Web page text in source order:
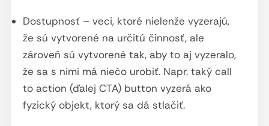
Dostupnosť – veci, ktoré nielenže vyzerajú,
že sú vytvorené na určitú činnosť, ale
zároveň sú vytvorené tak, aby to aj vyzeralo,
že sa s nimi má niečo urobiť. Napr. taký call
to action (ďalej CTA) button vyzerá ako
fyzický objekt, ktorý sa dá stlačiť.